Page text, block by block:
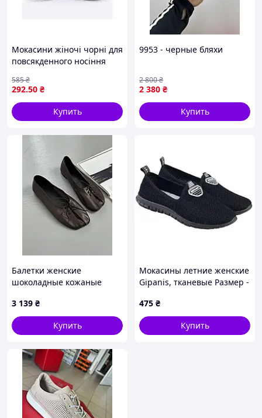
Мокасини жіночі чорні для
повсякденного носіння
підошвою
292.50 ₴
585₴
Купить
9953 - черные бляхи
2 380 ₴
2 800₴
Купить
Балетки женские
шоколадные кожаные
3 139 ₴
Купить
Мокасины летние женские
Gipanis, тканевые Размер -
475 ₴
Купить